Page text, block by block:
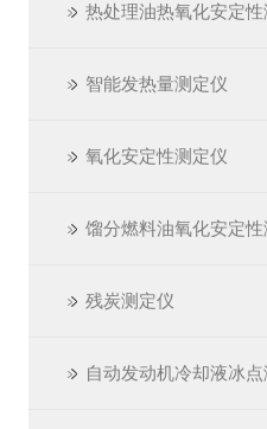
热处理油热氧化安定性
智能发热量测定仪
氧化安定性测定仪
馏分燃料油氧化安定性
残炭测定仪
自动发动机冷却液冰